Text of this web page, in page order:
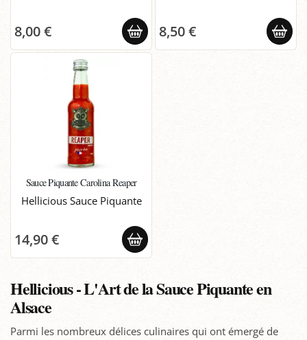
8,00 € 8,50 €
Sauce Piquante Carolina Reaper
Hellicious Sauce Piquante
14,90 €
Hellicious - L'Art de la Sauce Piquante en
Alsace
Parmi les nombreux délices culinaires qui ont émergé de